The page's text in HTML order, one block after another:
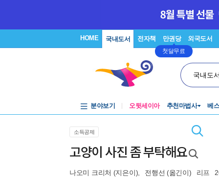
HOME 국내도서 전자책 만권당
첫달무료
외국도서
국내도
분야보기 오뒷세이아 추천마법사 베
소득공제
고양이 사진 좀 부탁해요
나오미 크리처 (지은이), 전행선 (옮긴이) 리프